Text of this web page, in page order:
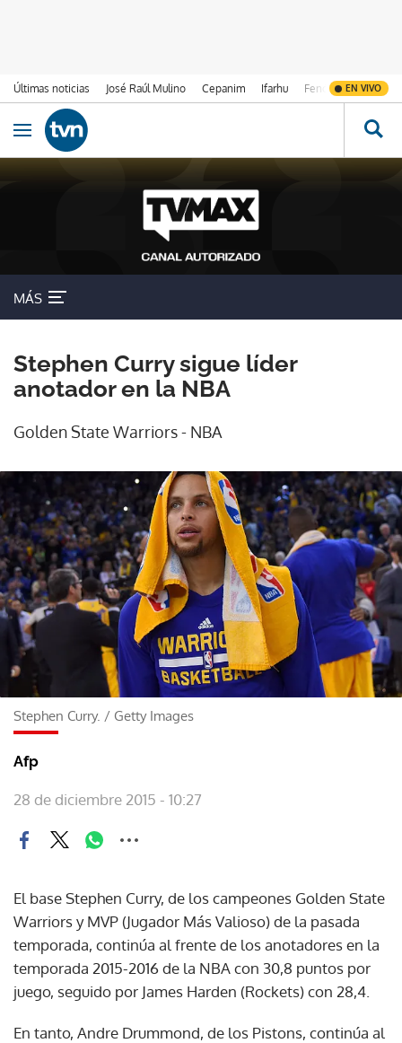
Últimas noticias José Raúl Mulino Cepanim Ifarhu Fenómeno de El
EN VIVO
Ir al contenido
Obrir navegació
MÁS
Stephen Curry sigue líder
anotador en la NBA
Golden State Warriors - NBA
Stephen Curry. / Getty Images
Afp
28 de diciembre 2015 - 10:27
El base Stephen Curry, de los campeones Golden State
Warriors y MVP (Jugador Más Valioso) de la pasada
temporada, continúa al frente de los anotadores en la
temporada 2015-2016 de la NBA con 30,8 puntos por
juego, seguido por James Harden (Rockets) con 28,4.
En tanto, Andre Drummond, de los Pistons, continúa al